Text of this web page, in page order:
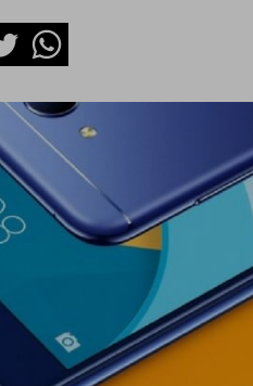
Whatsapp